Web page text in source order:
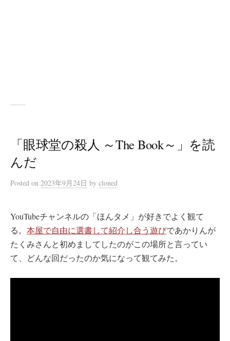
「眼球堂の殺人 ～The Book～」を読
んだ
Posted on 2023年9月24日 by cloned
YouTubeチャンネルの「ほんタメ」が好きでよく観て
る。 本屋で自由に選書して紹介し合う遊びであかりんが
たくみさんと初めましてしたのがこの場所と言ってい
て、どんな回だったのか気になって観てみた。